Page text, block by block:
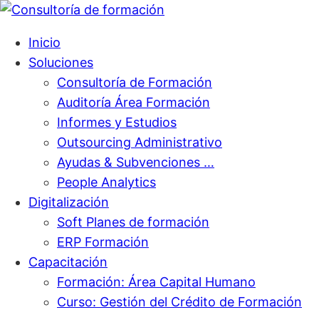
Inicio
Soluciones
Consultoría de Formación
Auditoría Área Formación
Informes y Estudios
Outsourcing Administrativo
Ayudas & Subvenciones …
People Analytics
Digitalización
Soft Planes de formación
ERP Formación
Capacitación
Formación: Área Capital Humano
Curso: Gestión del Crédito de Formación